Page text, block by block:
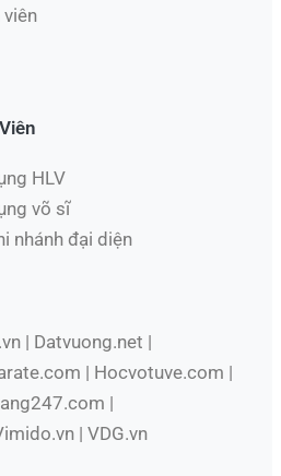
HLV
võ sĩ
nhánh đại diện
| Datvuong.net |
| Hocvotuve.com |
|
| VDG.vn